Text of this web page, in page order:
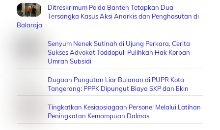
Ditreskrimum Polda Banten Tetapkan Dua
Tersangka Kasus Aksi Anarkis dan Penghasutan di
Balaraja
Senyum Nenek Sutinah di Ujung Perkara, Cerita
Sukses Advokat Toddopuli Pulihkan Hak Korban
Umrah Subsidi
Dugaan Pungutan Liar Bulanan di PUPR Kota
Tangerang: PPPK Dipungut Biaya SKP dan Ekin
Tingkatkan Kesiapsiagaan Personel Melalui Latihan
Peningkatan Kemampuan Dalmas